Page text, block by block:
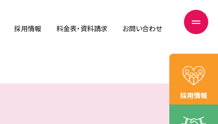
採用情報 料金表・資料請求 お問い合わせ
採用情報